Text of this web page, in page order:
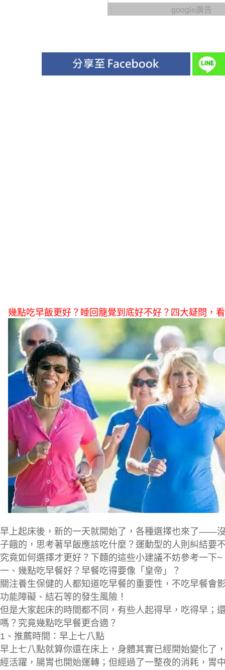
google廣告
幾點吃早飯更好？睡回籠覺到底好不好？四大疑問，
早上起床後，新的一天就開始了，各種選擇也來了——
子餓的，思考著早飯應該吃什麼？運動型的人則糾結
究竟如何選擇才更好？下麵的這些小建議不妨參考一下~
一、幾點吃早餐好？早餐吃得要像「皇帝」？
關注養生保健的人都知道吃早餐的重要性，不吃早餐會
功能障礙、結石等的發生風險 ！
但是大家起床的時間都不同，有些人起得早，吃得早；
嗎？究竟幾點吃早餐更合適？
1、 推薦時間：早上七八點
早上七八點就算你還在床上，身體其實已經開始變化了
經活躍，腸胃也開始運轉 ；但經過了一整夜的消耗， 胃